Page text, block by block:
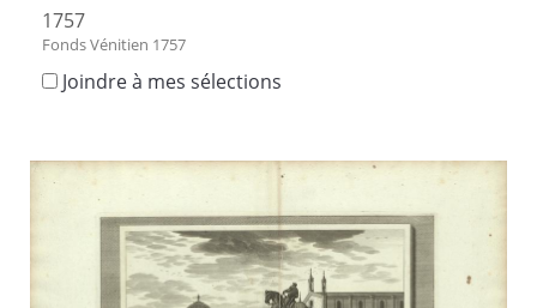
1757
Fonds Vénitien 1757
Joindre à mes sélections